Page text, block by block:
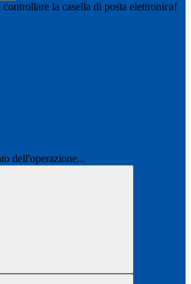
la casella di posta elettronica!
dell'operazione...